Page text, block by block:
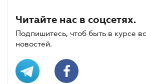
Читайте нас в соцсетях.
Подпишитесь, чтоб быть в курсе
новостей.